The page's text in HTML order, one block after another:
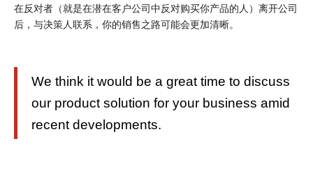
在反对者（就是在潜在客户公司中反对购买你产品的人）离开公司
后，与决策人联系，你的销售之路可能会更加清晰。
We think it would be a great time to discuss
our product solution for your business amid
recent developments.